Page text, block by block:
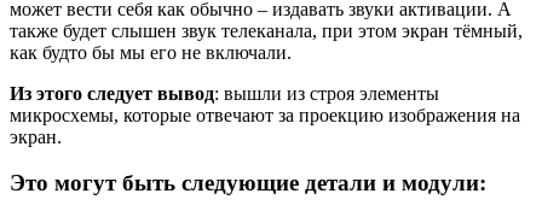
может вести себя как обычно – издавать звуки активации. А
также будет слышен звук телеканала, при этом экран тёмный,
как будто бы мы его не включали.
Из этого следует вывод: вышли из строя элементы
микросхемы, которые отвечают за проекцию изображения на
экран.
Это могут быть следующие детали и модули: